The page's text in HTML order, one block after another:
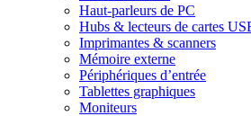
Haut-parleurs de PC
Hubs & lecteurs de cartes
Imprimantes & scanners
Mémoire externe
Périphériques d’entrée
Tablettes graphiques
Moniteurs